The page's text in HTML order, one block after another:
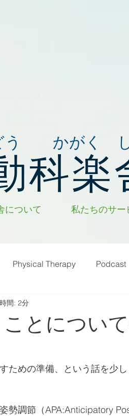
う かがく
科楽
について 私たちのサー
Physical Therapy Podcast
その他
とについ
間: 2分
ための準備、という話を少し
勢調節（APA:Anticipatory